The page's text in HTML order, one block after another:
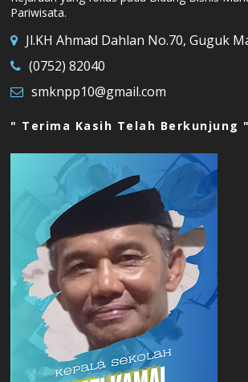
Pariwisata.
Jl.KH Ahmad Dahlan No.70, Guguk
(0752) 82040
smknpp10@gmail.com
" Terima Kasih Telah Berkunjung "